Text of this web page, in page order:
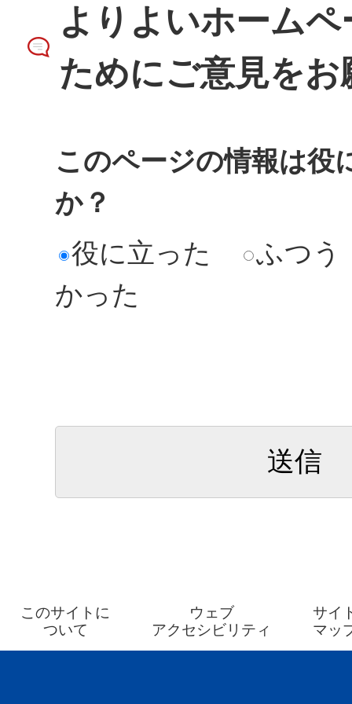
よりよいホーム
ためにご意見を
このページの情報は役
か？
役に立った
ふつう
かった
このサイトに
ついて
ウェブ
アクセシビリティ
サイ
マッ